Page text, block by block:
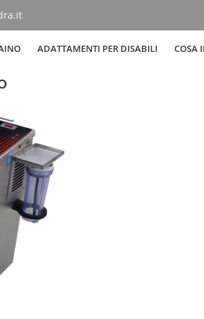
ADATTAMENTI PER DISABILI COSA